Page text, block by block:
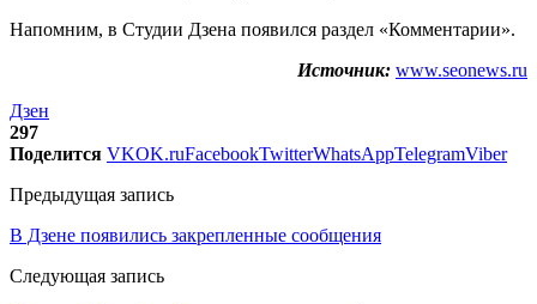
Напомним, в Студии Дзена появился раздел «Комментарии».
Источник: www.seonews.ru
Дзен
297
Поделится VKOK.ruFacebookTwitterWhatsAppTelegramViber
Предыдущая запись
В Дзене появились закрепленные сообщения
Следующая запись